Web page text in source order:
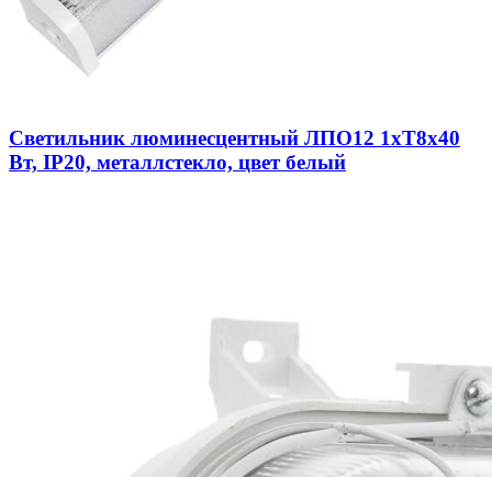
Светильник люминесцентный ЛПО12 1хТ8х40
Вт, IP20, металлстекло, цвет белый